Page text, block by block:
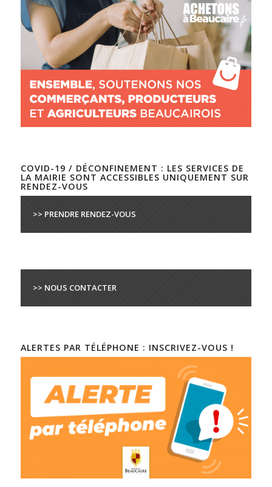
COVID-19 / DÉCONFINEMENT : LES SERVICES DE
LA MAIRIE SONT ACCESSIBLES UNIQUEMENT SUR
RENDEZ-VOUS
>> PRENDRE RENDEZ-VOUS
>> NOUS CONTACTER
ALERTES PAR TÉLÉPHONE : INSCRIVEZ-VOUS !